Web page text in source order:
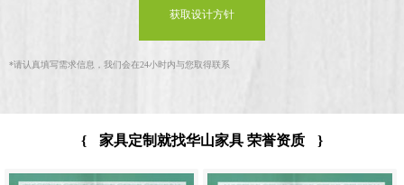
获取设计方针
*请认真填写需求信息，我们会在24小时内与您取得联系
{ 家具定制就找华山家具 荣誉资质 }